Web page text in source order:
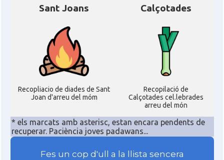
Sant Joans
Recopliacio de diades de Sant
Joan d'arreu del móm
Calçotades
Recopilació de
Calçotades cel.lebrades
arreu del món
* els marcats amb asterisc, estan encara pendents de
recuperar. Paciència joves padawans...
Fes un cop d'ull a la llista sencera